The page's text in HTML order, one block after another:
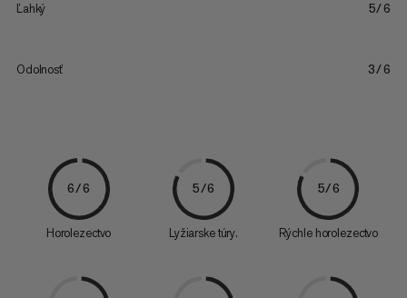
Ľahký 5/6
Odolnosť 3/6
6/6
Horolezectvo
5/6
Lyžiarske túry.
5/6
Rýchle horolezectvo